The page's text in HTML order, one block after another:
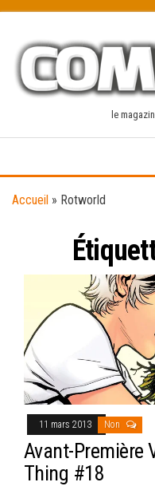
content
le
Accueil » Rotworld
11 mars 2013 Non
Avant-Première
Thing #18